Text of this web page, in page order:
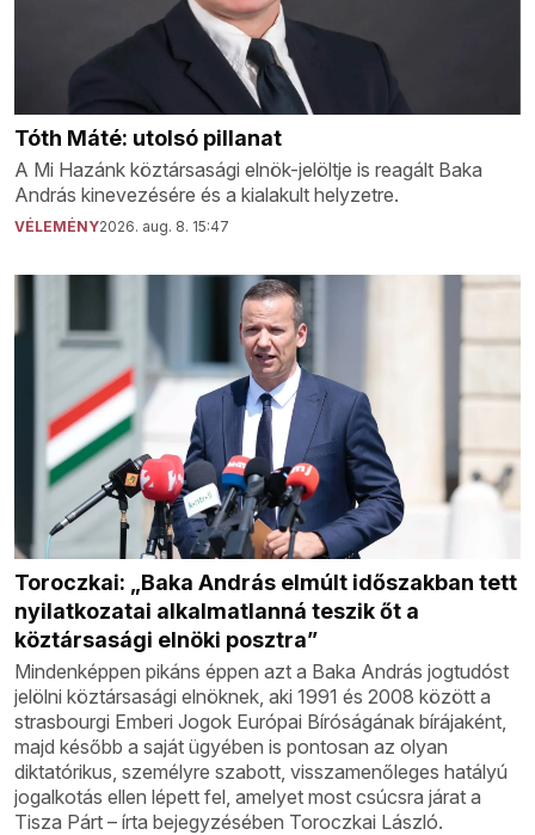
Tóth Máté: utolsó pillanat
A Mi Hazánk köztársasági elnök-jelöltje is reagált Baka
András kinevezésére és a kialakult helyzetre.
VÉLEMÉNY2026. aug. 8. 15:47
Toroczkai: „Baka András elmúlt időszakban tett
nyilatkozatai alkalmatlanná teszik őt a
köztársasági elnöki posztra”
Mindenképpen pikáns éppen azt a Baka András jogtudóst
jelölni köztársasági elnöknek, aki 1991 és 2008 között a
strasbourgi Emberi Jogok Európai Bíróságának bírájaként,
majd később a saját ügyében is pontosan az olyan
diktatórikus, személyre szabott, visszamenőleges hatályú
jogalkotás ellen lépett fel, amelyet most csúcsra járat a
Tisza Párt – írta bejegyzésében Toroczkai László.